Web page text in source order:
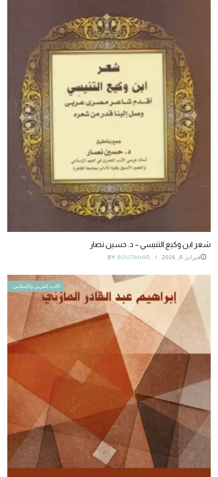
شعر ابن وكيع التنيسي – د. حسين نصار
فبراير 6, 2026 BY BOUTAHAR
الأدب العربي والإسلامي